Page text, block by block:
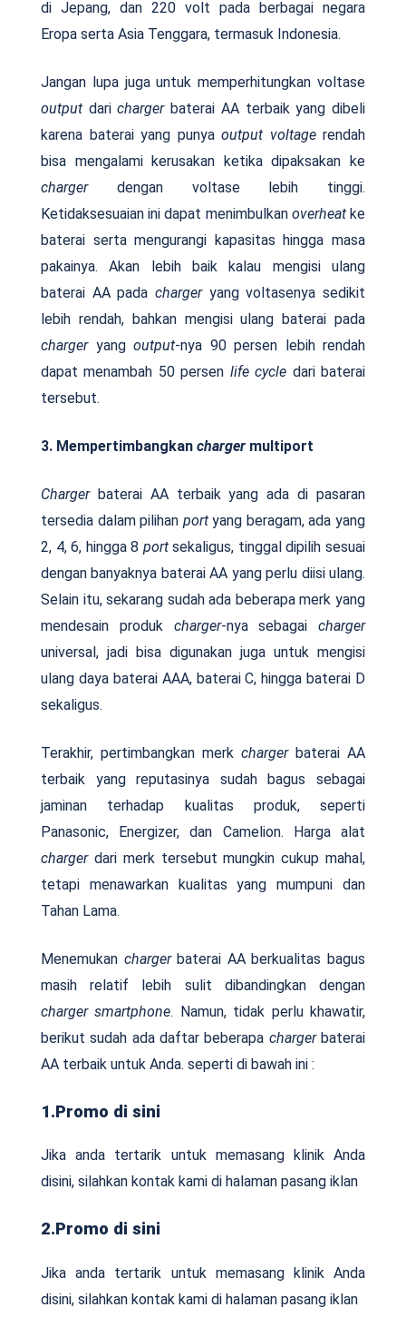
di Jepang, dan 220 volt pada berbagai negara
Eropa serta Asia Tenggara, termasuk Indonesia.
Jangan lupa juga untuk memperhitungkan voltase
output darichargerbaterai AA terbaik yang dibeli
karena baterai yang punya output voltage rendah
bisa mengalami kerusakan ketika dipaksakan ke
charger dengan voltase lebih tinggi.
Ketidaksesuaian ini dapat menimbulkan overheatke
baterai serta mengurangi kapasitas hingga masa
pakainya. Akan lebih baik kalau mengisi ulang
baterai AA pada charger yang voltasenya sedikit
lebih rendah, bahkan mengisi ulang baterai pada
charger yang output-nya 90 persen lebih rendah
dapat menambah 50 persen life cycle dari baterai
tersebut.
3. Mempertimbangkan charger multiport
Charger baterai AA terbaik yang ada di pasaran
tersedia dalam pilihan portyang beragam, ada yang
2, 4, 6, hingga 8 portsekaligus, tinggal dipilih sesuai
dengan banyaknya baterai AA yang perlu diisi ulang.
Selain itu, sekarang sudah ada beberapa merk yang
mendesain produk charger-nya sebagai charger
universal, jadi bisa digunakan juga untuk mengisi
ulang daya baterai AAA, baterai C, hingga baterai D
sekaligus.
Terakhir, pertimbangkan merk charger baterai AA
terbaik yang reputasinya sudah bagus sebagai
jaminan terhadap kualitas produk, seperti
Panasonic, Energizer, dan Camelion. Harga alat
charger dari merk tersebut mungkin cukup mahal,
tetapi menawarkan kualitas yang mumpuni dan
Tahan Lama.
Menemukan chargerbaterai AA berkualitas bagus
masih relatif lebih sulit dibandingkan dengan
charger smartphone. Namun, tidak perlu khawatir,
berikut sudah ada daftar beberapa chargerbaterai
AA terbaik untuk Anda. seperti di bawah ini :
1.Promo di sini
Jika anda tertarik untuk memasang klinik Anda
disini, silahkan kontak kami di halaman pasang iklan
2.Promo di sini
Jika anda tertarik untuk memasang klinik Anda
disini, silahkan kontak kami di halaman pasang iklan